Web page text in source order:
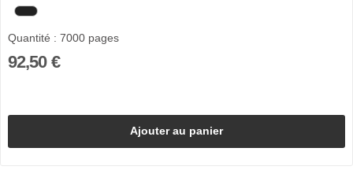
Quantité : 7000 pages
92,50 €
Ajouter au panier